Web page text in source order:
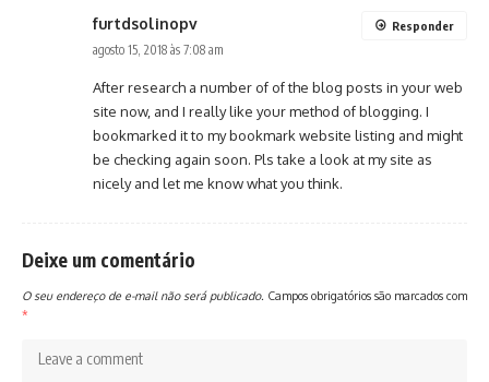
furtdsolinopv
agosto 15, 2018 às 7:08 am
After research a number of of the blog posts in your web
site now, and I really like your method of blogging. I
bookmarked it to my bookmark website listing and might
be checking again soon. Pls take a look at my site as
nicely and let me know what you think.
Responder
Deixe um comentário
O seu endereço de e-mail não será publicado. Campos obrigatórios são marcados com
*